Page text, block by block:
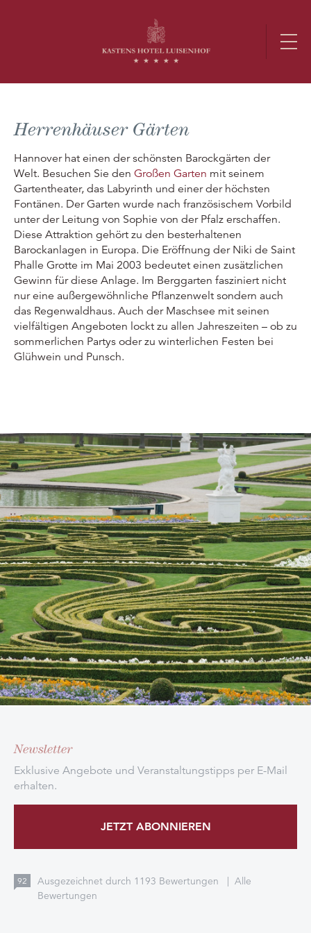
Herrenhäuser Gärten
Hannover hat einen der schönsten Barockgärten der
Welt. Besuchen Sie den Großen Garten mit seinem
Gartentheater, das Labyrinth und einer der höchsten
Fontänen. Der Garten wurde nach französischem Vorbild
unter der Leitung von Sophie von der Pfalz erschaffen.
Diese Attraktion gehört zu den besterhaltenen
Barockanlagen in Europa. Die Eröffnung der Niki de Saint
Phalle Grotte im Mai 2003 bedeutet einen zusätzlichen
Gewinn für diese Anlage. Im Berggarten fasziniert nicht
nur eine außergewöhnliche Pflanzenwelt sondern auch
das Regenwaldhaus. Auch der Maschsee mit seinen
vielfältigen Angeboten lockt zu allen Jahreszeiten – ob zu
sommerlichen Partys oder zu winterlichen Festen bei
Glühwein und Punsch.
Newsletter
Exklusive Angebote und Veranstaltungstipps per E-Mail
erhalten.
JETZT ABONNIEREN
92 Ausgezeichnet durch 1193 Bewertungen | Alle
Bewertungen